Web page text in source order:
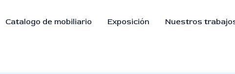
Catalogo de mobiliario Exposición Nuestros